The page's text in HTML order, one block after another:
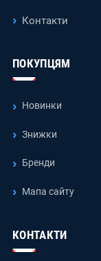
Контакти
ПОКУПЦЯМ
Новинки
Знижки
Бренди
Мапа сайту
КОНТАКТИ